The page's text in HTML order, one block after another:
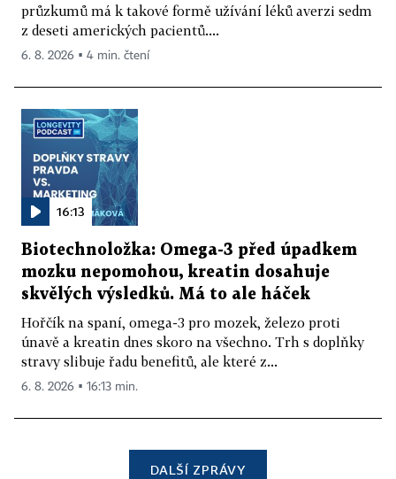
průzkumů má k takové formě užívání léků averzi sedm
z deseti amerických pacientů....
6. 8. 2026 ▪ 4 min. čtení
16:13
Biotechnoložka: Omega-3 před úpadkem
mozku nepomohou, kreatin dosahuje
skvělých výsledků. Má to ale háček
Hořčík na spaní, omega-3 pro mozek, železo proti
únavě a kreatin dnes skoro na všechno. Trh s doplňky
stravy slibuje řadu benefitů, ale které z...
6. 8. 2026 ▪ 16:13 min.
DALŠÍ ZPRÁVY